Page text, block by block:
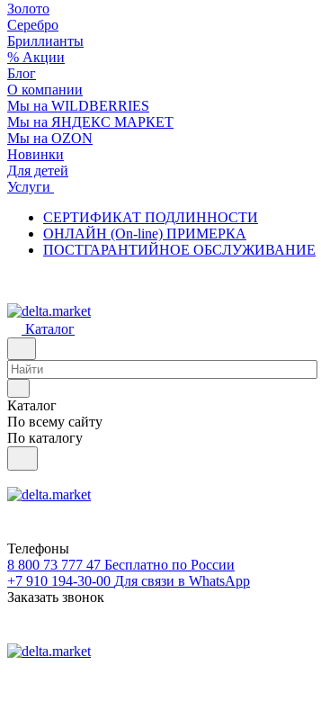
Золото
Серебро
Бриллианты
% Акции
Блог
О компании
Мы на WILDBERRIES
Мы на ЯНДЕКС МАРКЕТ
Мы на OZON
Новинки
Для детей
Услуги
СЕРТИФИКАТ ПОДЛИННОСТИ
ОНЛАЙН (On-line) ПРИМЕРКА
ПОСТГАРАНТИЙНОЕ ОБСЛУЖИВАНИЕ
Каталог
Каталог
По всему сайту
По каталогу
Телефоны
8 800 73 777 47 Бесплатно по России
+7 910 194-30-00 Для связи в WhatsApp
Заказать звонок